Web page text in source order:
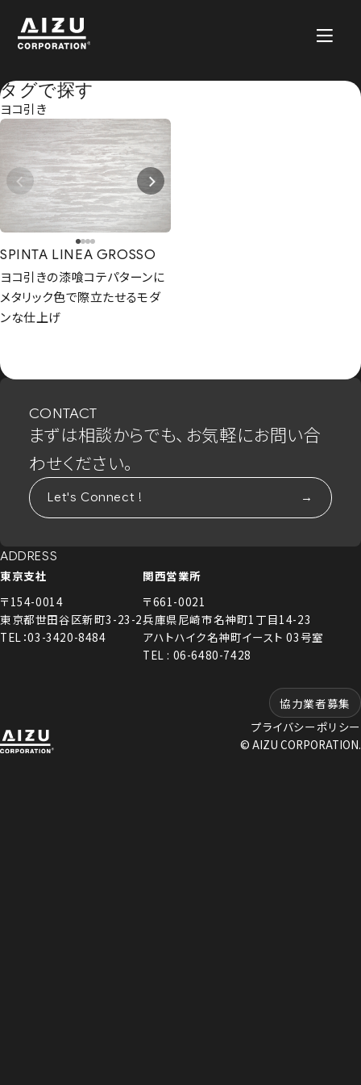
タグで探す
ヨコ引き
SPINTA LINEA GROSSO
ヨコ引きの漆喰コテパターンに
メタリック色で際立たせるモダ
ンな仕上げ
CONTACT
まずは相談からでも、お気軽にお問い合
わせください。
Let's Connect !
ADDRESS
東京支社
〒154-0014
東京都世田谷区新町3-23-2
TEL：03-3420-8484
関西営業所
〒661-0021
兵庫県尼崎市名神町1丁目14-23
アハトハイク名神町イースト 03号室
TEL : 06-6480-7428
協力業者募集
プライバシーポリシー
© AIZU CORPORATION.